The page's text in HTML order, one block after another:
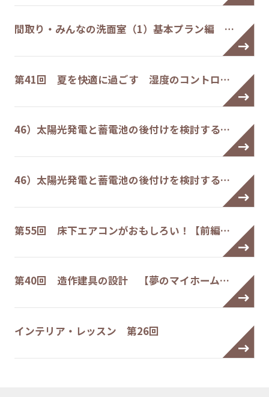
間取り・みんなの洗面室（1）基本プラン編 …
第41回 夏を快適に過ごす 湿度のコントロ…
46）太陽光発電と蓄電池の後付けを検討する…
46）太陽光発電と蓄電池の後付けを検討する…
第55回 床下エアコンがおもしろい！【前編…
第40回 造作建具の設計 【夢のマイホーム…
インテリア・レッスン 第26回